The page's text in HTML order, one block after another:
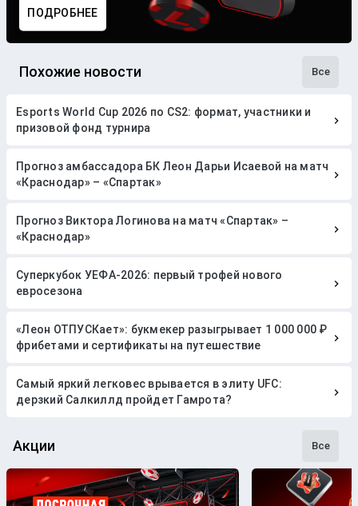
ПОДРОБНЕЕ
Похожие новости Все
Esports World Cup 2026 по CS2: формат, участники и
призовой фонд турнира
Прогноз амбассадора БК Леон Дарьи Исаевой на матч
«Краснодар» – «Спартак»
Прогноз Виктора Логинова на матч «Спартак» –
«Краснодар»
Суперкубок УЕФА-2026: первый трофей нового
евросезона
«Леон ОТПУСКает»: букмекер разыгрывает 1 000 000 ₽
фрибетами и сертификаты на путешествие
Самый яркий легковес врывается в элиту UFC:
дерзкий Салкиллд пройдет Гамрота?
Акции Все